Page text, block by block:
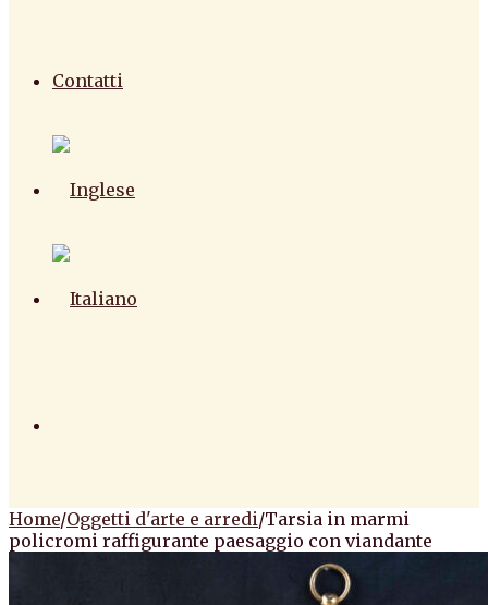
Contatti
Home/Oggetti d'arte e arredi/Tarsia in marmi
policromi raffigurante paesaggio con viandante